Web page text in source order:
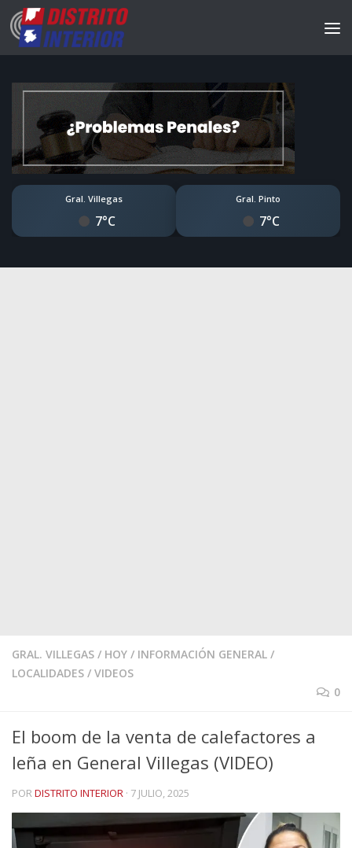
Gral. Villegas
7°C
Gral. Pinto
7°C
GRAL. VILLEGAS / HOY / INFORMACIÓN GENERAL /
LOCALIDADES / VIDEOS
0
El boom de la venta de calefactores a
leña en General Villegas (VIDEO)
PORDISTRITO INTERIOR · 7 JULIO, 2025